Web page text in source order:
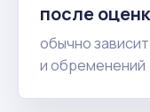
после
обычно
и обременений